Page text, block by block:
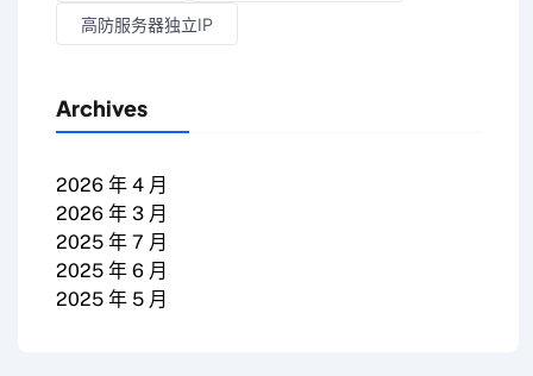
高防服务器独立IP
Archives
2026 年 4 月
2026 年 3 月
2025 年 7 月
2025 年 6 月
2025 年 5 月